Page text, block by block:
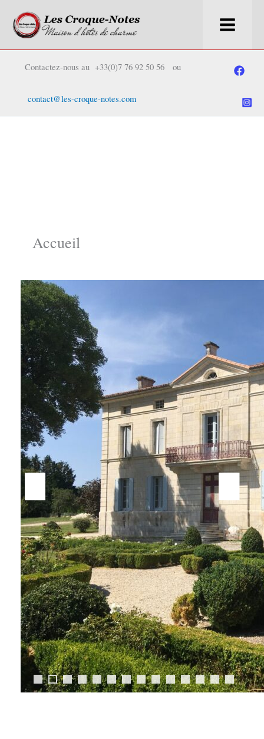
Skip
to
content
Contactez-nous au +33(0)7 76 92 50 56 ou
contact@les-croque-notes.com
Accueil
01234